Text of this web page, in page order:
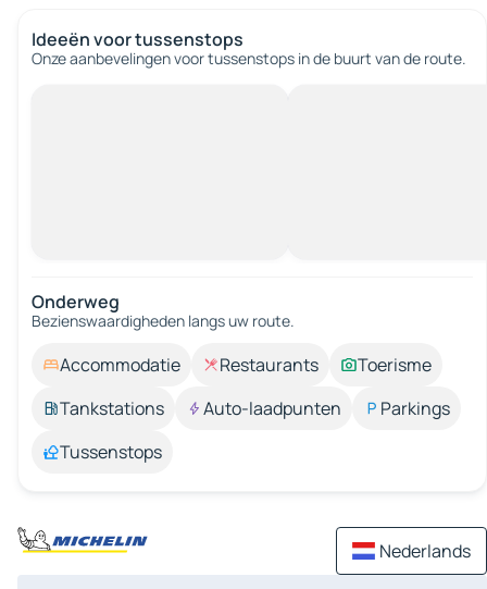
Ideeën voor tussenstops
Onze aanbevelingen voor tussenstops in de buurt van de route.
Onderweg
Bezienswaardigheden langs uw route.
Accommodatie Restaurants
Toerisme
Tankstations
Auto-laadpunten
Parkings
Tussenstops
Nederlands